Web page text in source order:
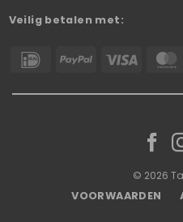
Veilig betalen met:
IDeal PayPalVisa
© 2026
VOORWAARDEN